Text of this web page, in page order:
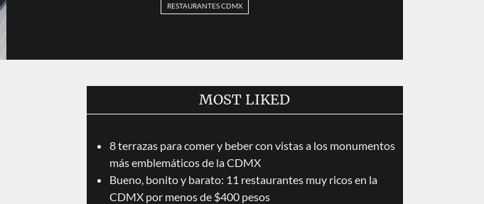
RESTAURANTES CDMX
MOST LIKED
8 terrazas para comer y beber con vistas a los monumentos
más emblemáticos de la CDMX
Bueno, bonito y barato: 11 restaurantes muy ricos en la
CDMX por menos de $400 pesos